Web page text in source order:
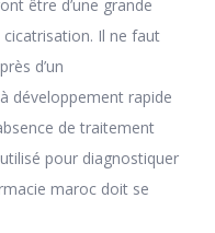
être d’une grande
Il ne faut
d’un
développement rapide
de traitement
pour diagnostiquer
maroc doit se